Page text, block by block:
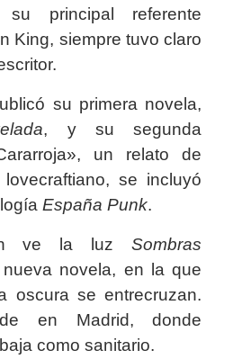
su principal referente
King, siempre tuvo claro
su primera novela,
, y su segunda
un relato de
se incluyó
España Punk.
ve la luzSombras
novela, en la que
oscura se entrecruzan.
en Madrid, donde
como sanitario.